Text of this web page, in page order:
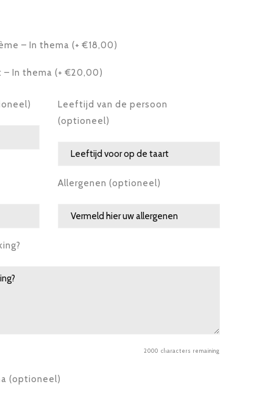
– In thema (+ €18,00)
In thema (+ €20,00)
Leeftijd van de persoon
(optioneel)
Allergenen (optioneel)
2000 characters remaining
(optioneel)